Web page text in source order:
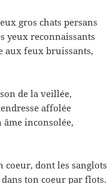
gros chats persans
yeux reconnaissants
aux feux bruissants,
de la veillée,
affolée
âme inconsolée,
coeur, dont les sanglots
dans ton coeur par flots.